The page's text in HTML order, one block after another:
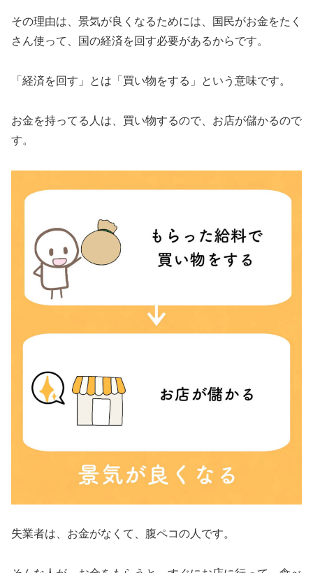
その理由は、景気が良くなるためには、国民がお金をたく
さん使って、国の経済を回す必要があるからです。
「経済を回す」とは「買い物をする」という意味です。
お金を持ってる人は、買い物するので、お店が儲かるので
す。
失業者は、お金がなくて、腹ペコの人です。